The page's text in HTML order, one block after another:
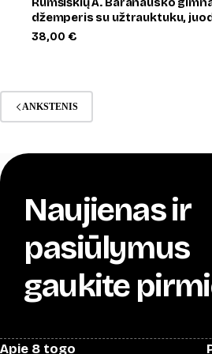
džemperis su užtrauktuku,
38,00 €
ANKSTENIS
Naujienas ir
pasiūlymus
gaukite
Apie 8 togo